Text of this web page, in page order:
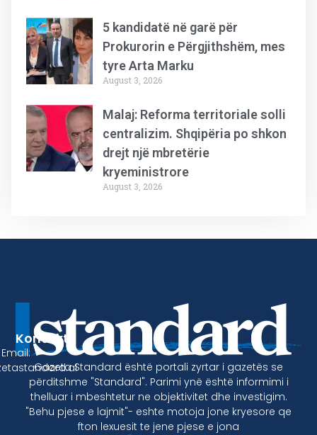
5 kandidatë në garë për
Prokurorin e Përgjithshëm, mes
tyre Arta Marku
August 3, 2026
Malaj: Reforma territoriale solli
centralizim. Shqipëria po shkon
drejt një mbretërie
kryeministrore
August 3, 2026
Gazeta Standard është portali zyrtar i gazetës se
përditshme "Standard". Parimi ynë është informimi i
thelluar i mbeshtetur ne objektivitet dhe investigim.
"Behu pjese e lajmit"- eshte motoja jone kryesore qe
fton lexuesit te jene pjese e jona
Kontakt
Email: